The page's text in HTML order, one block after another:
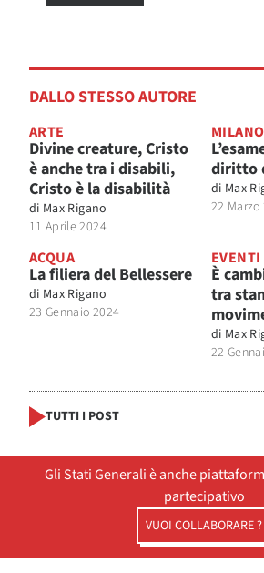
DALLO STESSO AUTORE
ARTE
Divine creature, Cristo
è anche tra i disabili,
Cristo è la disabilità
di Max Rigano
11 Aprile 2024
MILANO
diritto
di Max
22 Marzo
ACQUA
La filiera del Bellessere
di Max Rigano
23 Gennaio 2024
EVENTI
È
tra
di Max
22
TUTTI I POST
Gli Stati Generali è anche
partecipativo
VUOI COLLABORARE ?